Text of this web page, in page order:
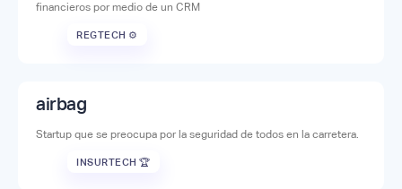
financieros por medio de un CRM
REGTECH ⚙️
airbag
Startup que se preocupa por la seguridad de todos en la carretera.
INSURTECH 🏆